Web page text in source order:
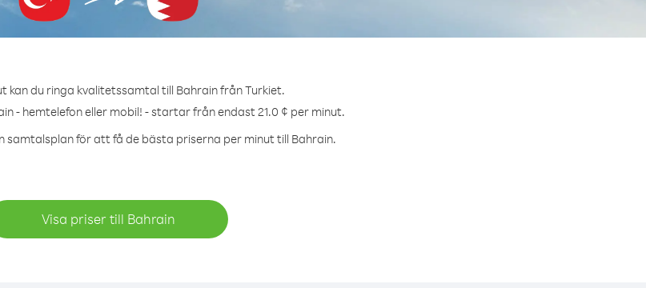
kan du ringa kvalitetssamtal till Bahrain från Turkiet.
- hemtelefon eller mobil! - startar från endast 21.0 ¢ per minut.
samtalsplan för att få de bästa priserna per minut till Bahrain.
Visa priser till Bahrain